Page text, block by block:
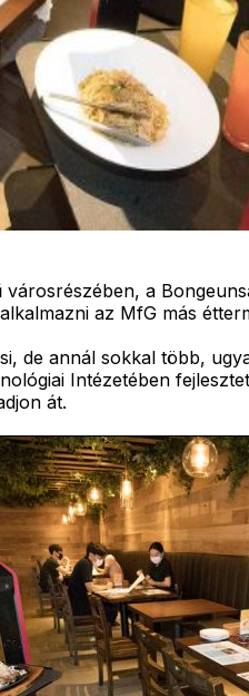
a
az MfG más
de annál sokkal több,
Intézetében
át.